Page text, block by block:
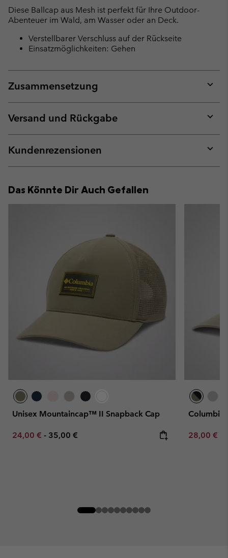
Diese Ballcap aus Mesh ist perfekt für Ihre Outdoor-
Abenteuer im Wald, am Wasser oder an Deck.
Verstellbarer Verschluss auf der Rückseite
Einsatzmöglichkeiten: Gehen
Zusammensetzung
or
Versand und Rückgabe
or
Kundenrezensionen
or
Das Könnte Dir Auch Gefallen
Unisex Mountaincap™ II Snapback Cap
Minimum sale price:
24,00 € - Maximum price:
35,00 €
Columbia
Minimum
28,00 €